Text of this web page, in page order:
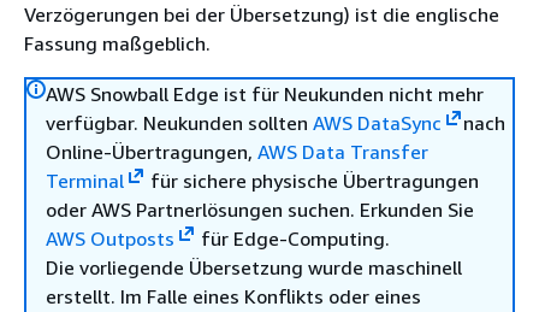
Verzögerungen bei der Übersetzung) ist die englische
Fassung maßgeblich.
AWS Snowball Edge ist für Neukunden nicht mehr
verfügbar. Neukunden sollten AWS DataSync
nach
Online-Übertragungen, AWS Data Transfer
Terminal
für sichere physische Übertragungen
oder AWS Partnerlösungen suchen. Erkunden Sie
AWS Outposts
für Edge-Computing.
Die vorliegende Übersetzung wurde maschinell
erstellt. Im Falle eines Konflikts oder eines